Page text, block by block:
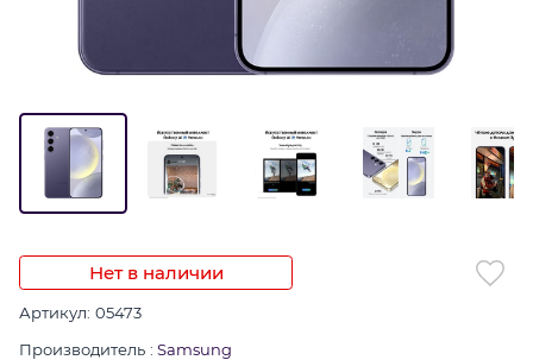
Нет в наличии
Артикул: 05473
Производитель : Samsung